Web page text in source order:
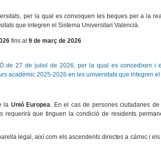
per la qual es convoquen les beques per a la
que integren el Sistema Universitari Valencià
fins al 9 de març de 2026
de 27 de juliol de 2026, per la qual es concedixen i
acadèmic 2025-2026 en les universitats que integren
la Unió Europea . En el cas de persones ciutadanes
que tinguen la condició de residents
legal, així com els ascendents directes a càrrec i els